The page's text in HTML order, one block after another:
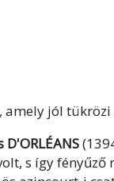
jól
D'ORLÉANS
s így